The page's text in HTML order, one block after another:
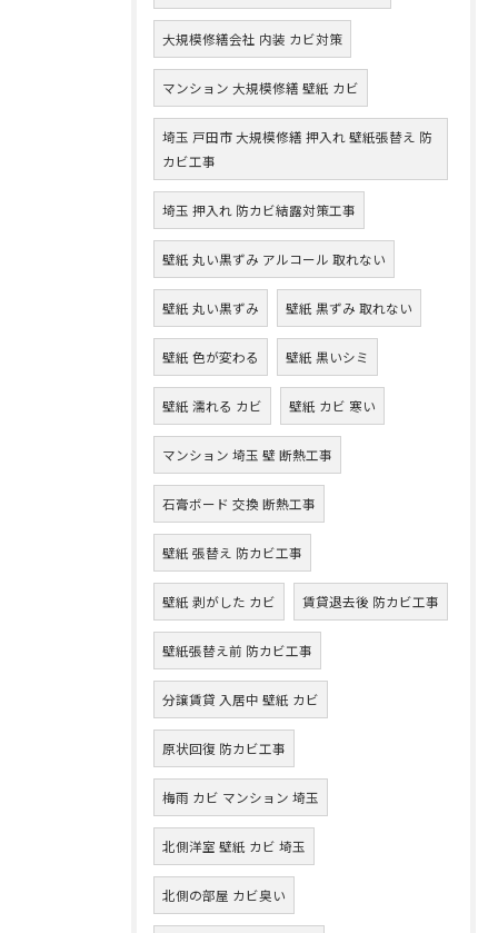
大規模修繕会社 内装 カビ対策
マンション 大規模修繕 壁紙 カビ
埼玉 戸田市 大規模修繕 押入れ 壁紙張替え 防
カビ工事
埼玉 押入れ 防カビ結露対策工事
壁紙 丸い黒ずみ アルコール 取れない
壁紙 丸い黒ずみ 壁紙 黒ずみ 取れない
壁紙 色が変わる 壁紙 黒いシミ
壁紙 濡れる カビ 壁紙 カビ 寒い
マンション 埼玉 壁 断熱工事
石膏ボード 交換 断熱工事
壁紙 張替え 防カビ工事
壁紙 剥がした カビ 賃貸退去後 防カビ工事
壁紙張替え前 防カビ工事
分譲賃貸 入居中 壁紙 カビ
原状回復 防カビ工事
梅雨 カビ マンション 埼玉
北側洋室 壁紙 カビ 埼玉
北側の部屋 カビ臭い